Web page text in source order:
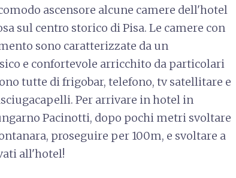
ascensore alcune camere dell'hotel
sul centro storico di Pisa. Le camere con
sono caratterizzate da un
e confortevole arricchito da particolari
tutte di frigobar, telefono, tv satellitare e
Per arrivare in hotel in
Pacinotti, dopo pochi metri svoltare
proseguire per 100m, e svoltare a
all'hotel!